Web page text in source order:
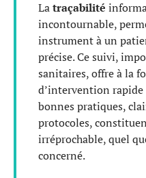
Latraçabilité
incontournable,
instrument à un
précise. Ce suivi,
sanitaires, offre à la
d’intervention rapide
bonnes pratiques,
protocoles,
irréprochable, quel
concerné.